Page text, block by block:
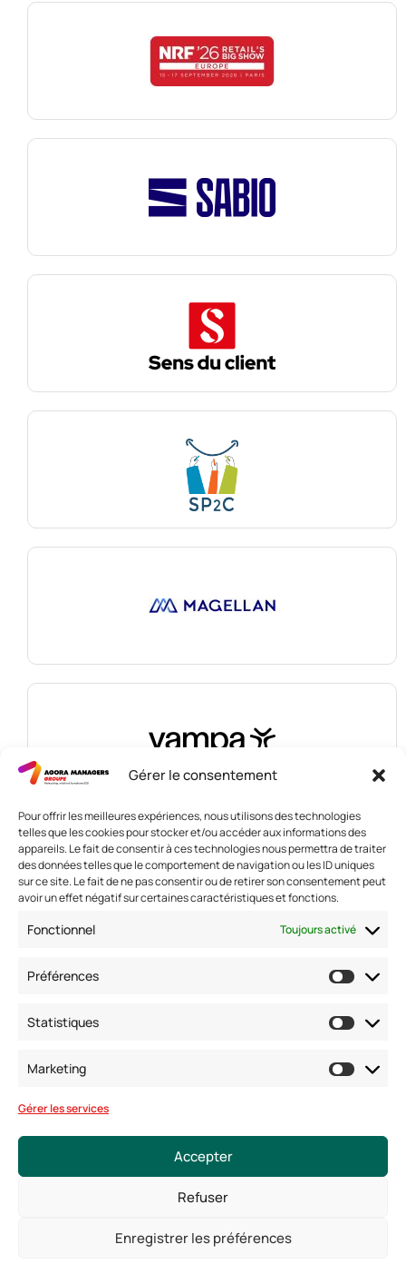
Gérer le consentement
Pour offrir les meilleures expériences, nous utilisons des technologies
telles que les cookies pour stocker et/ou accéder aux informations des
appareils. Le fait de consentir à ces technologies nous permettra de traiter
des données telles que le comportement de navigation ou les ID uniques
sur ce site. Le fait de ne pas consentir ou de retirer son consentement peut
avoir un effet négatif sur certaines caractéristiques et fonctions.
Fonctionnel Toujours activé
Préférences
Statistiques
Marketing
Gérer les services
Accepter
Refuser
Enregistrer les préférences
Nous contacter
Adresse: 42 avenue de la Grande Armée 75017 PARIS
Fax : 01 40 17 99 21